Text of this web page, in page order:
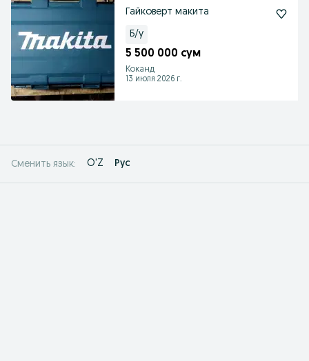
Гайковерт макита
Б/у
5 500 000 сум
Коканд
13 июля 2026 г.
Сменить язык: O'Z Рус